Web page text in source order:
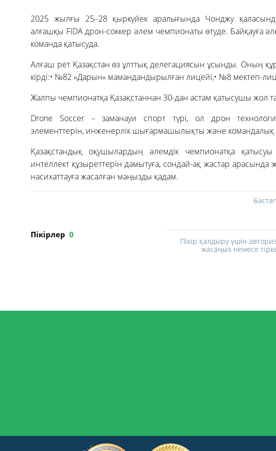
2025 жылғы 25–28 қыркүйек аралығында Чонджу
алғашқы FIDA дрон-соккер әлем чемпионаты өтуде. Байқауға
команда қатысуда.
Алғаш рет Қазақстан өз ұлттық делегациясын ұсынды. Оның
кірді:• №82 «Дарын» мамандандырылған лицейі,• №8 мектеп-
Жалпы чемпионатқа Қазақстаннан 30-дан астам қатысушы жол
Drone Soccer – заманауи спорт түрі, ол дрон
элементтерін, инженерлік шығармашылықты және
Қазақстандық оқушылардың әлемдік чемпионатқа
интеллект құзыреттерін дамытуға, сондай-ақ жастар арасында
насихаттауға жасалған маңызды қадам.
Пікірлер 0
Пікір қалдыру үшін
жасаңыз немесе